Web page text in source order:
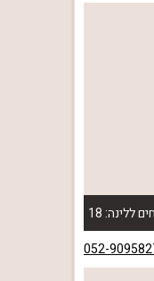
ללינה: 18
052-